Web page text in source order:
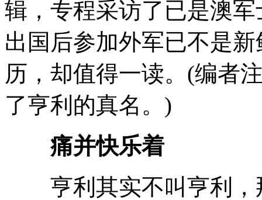
辑，专程采访了已是澳
出国后参加外军已不是
历，却值得一读。(编者
了亨利的真名。)
痛并快乐着
亨利其实不叫亨利，